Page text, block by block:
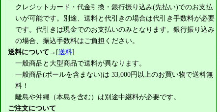
クレジットカード・代金引換・銀行振り込み(先払い)でのお支払
いが可能です。別途、送料と代引きの場合は代引き手数料が必要
です。代引きは現金でのお支払いのみとなります。銀行振り込み
の場合、振込手数料はご負担ください。
送料について→[送料]
一般商品と大型商品で送料が異なります。
一般商品(ポールを含まない)は 33,000円以上のお買い物で送料無
料！
離島や沖縄（本島を含む）は別途中継料が必要です。
ご注文について